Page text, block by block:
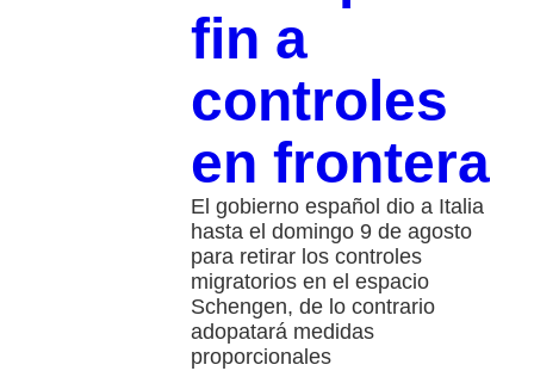
fin a
controles
en frontera
El gobierno español dio a Italia
hasta el domingo 9 de agosto
para retirar los controles
migratorios en el espacio
Schengen, de lo contrario
adopatará medidas
proporcionales